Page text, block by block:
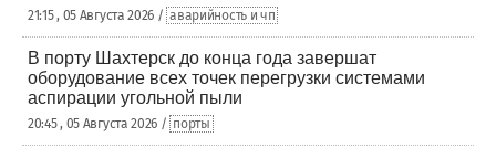
21:15 , 05 Августа 2026 / аварийность и чп
В порту Шахтерск до конца года завершат
оборудование всех точек перегрузки системами
аспирации угольной пыли
20:45 , 05 Августа 2026 / порты